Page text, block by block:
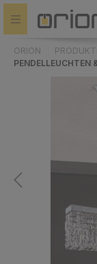
springen
ORION
PENDELLEUCHTEN